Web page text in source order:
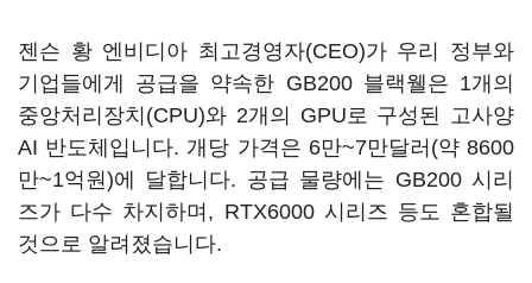
젠슨 황 엔비디아 최고경영자(CEO)가 우리 정부와
기업들에게 공급을 약속한 GB200 블랙웰은 1개의
중앙처리장치(CPU)와 2개의 GPU로 구성된 고사양
AI 반도체입니다. 개당 가격은 6만~7만달러(약 8600
만~1억원)에 달합니다. 공급 물량에는 GB200 시리
즈가 다수 차지하며, RTX6000 시리즈 등도 혼합될
것으로 알려졌습니다.